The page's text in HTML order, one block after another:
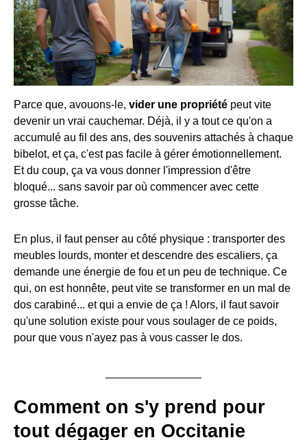
Parce que, avouons-le, vider une propriété peut vite
devenir un vrai cauchemar. Déjà, il y a tout ce qu'on a
accumulé au fil des ans, des souvenirs attachés à chaque
bibelot, et ça, c'est pas facile à gérer émotionnellement.
Et du coup, ça va vous donner l'impression d'être
bloqué... sans savoir par où commencer avec cette
grosse tâche.
En plus, il faut penser au côté physique : transporter des
meubles lourds, monter et descendre des escaliers, ça
demande une énergie de fou et un peu de technique. Ce
qui, on est honnête, peut vite se transformer en un mal de
dos carabiné... et qui a envie de ça ! Alors, il faut savoir
qu'une solution existe pour vous soulager de ce poids,
pour que vous n'ayez pas à vous casser le dos.
Comment on s'y prend pour
tout dégager en Occitanie